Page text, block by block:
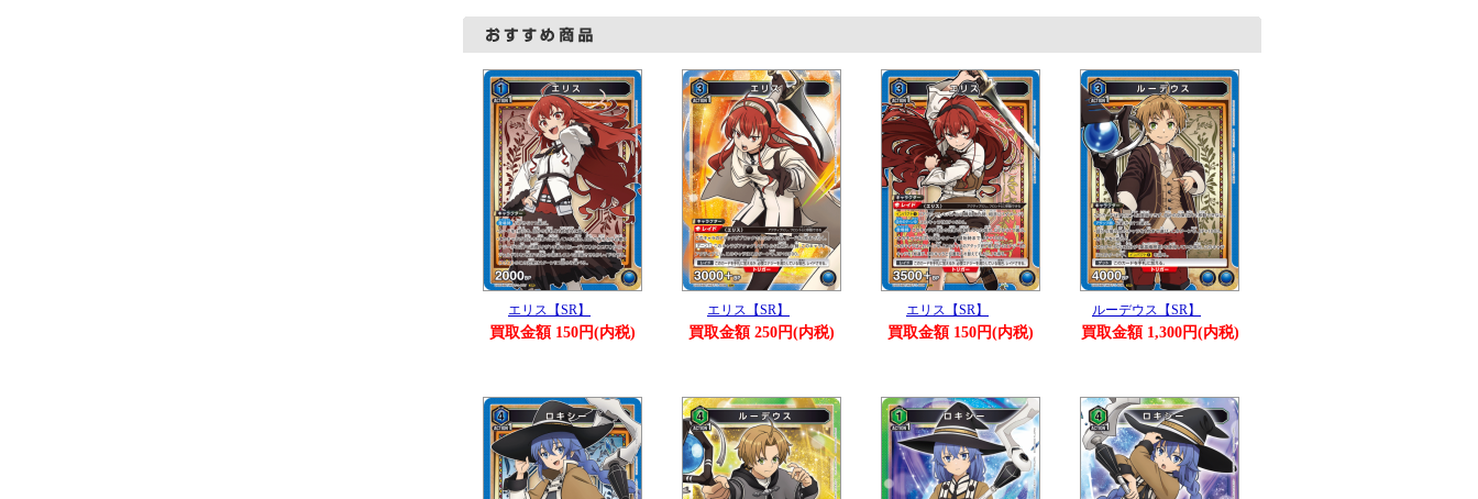
エリス【SR】
買取金額 150円(内税)
エリス【SR】
買取金額 250円(内税)
エリス【SR】
買取金額 150円(内税)
ルーデウス【SR】
買取金額 1,300円(内税)